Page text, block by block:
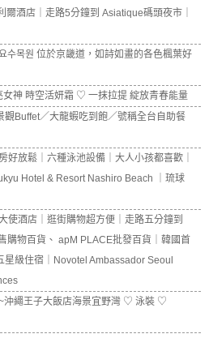
酒店｜走路5分鐘到 Asiatique碼頭夜市｜
수목원 位於京畿道，如詩如畫的各色楓葉好
女神 時空活妍霜 ♡ 一抹拉提 綻放青春能量
觀Buffet／大龍蝦吃到飽／號稱全台自助餐
好放鬆｜六種泳池設備｜大人小孩都喜歡｜
Hotel & Resort Nashiro Beach ｜琉球
使酒店｜逛街購物超方便｜走路五分鐘到
購物百貨、 apM PLACE批發百貨｜韓國首
級住宿｜Novotel Ambassador Seoul
沖繩王子大飯店海景宜野灣 ♡ 泳裝 ♡